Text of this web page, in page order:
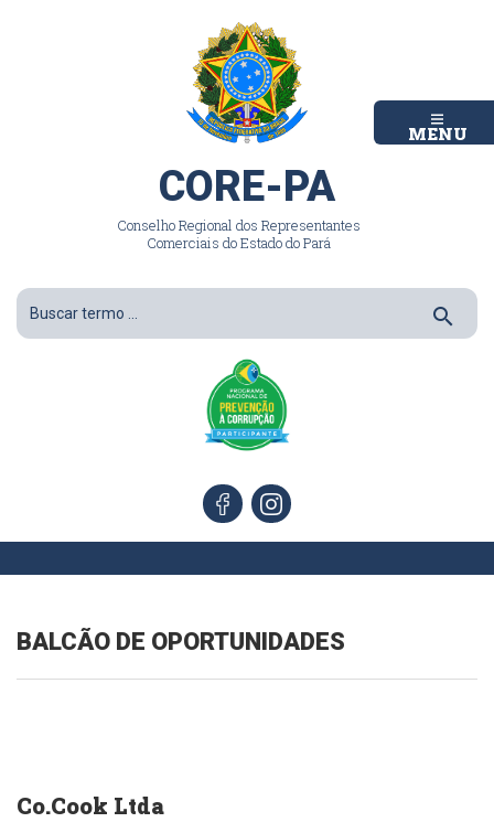
MENU
CORE-PA
Conselho Regional dos Representantes
Comerciais do Estado do Pará
search
BALCÃO DE OPORTUNIDADES
Co.Cook Ltda